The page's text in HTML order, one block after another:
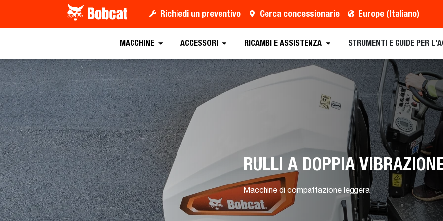
Richiedi un preventivo Cerca concessionarie Europe (Italiano)
MACCHINE ACCESSORI RICAMBI E ASSISTENZA STRUMENTI E GUIDE PER
RULLI A DOPPIA
Macchine di compattazione leggera
Scaricate la Brochure Pianificare una Demo Richiedi Preventivo